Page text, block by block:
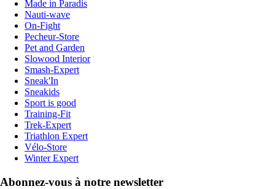
Made in Paradis
Nauti-wave
On-Fight
Pecheur-Store
Pet and Garden
Slowood Interior
Smash-Expert
Sneak'In
Sneakids
Sport is good
Training-Fit
Trek-Expert
Triathlon Expert
Vélo-Store
Winter Expert
Abonnez-vous à notre newsletter